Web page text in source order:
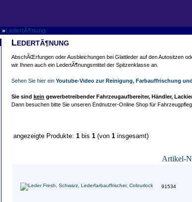
» LedertÃ¶nung
LEDERTÃ¶NUNG
AbschÃŒrfungen oder Ausbleichungen bei Glattleder auf den Autositzen
wir Ihnen auch ein LedertÃ¶nungsmittel der Spitzenklasse an.
Sehen Sie hier ein Youtube-Video zur Reinigung, Farbauffrischung
Sie sind kein gewerbetreibender Fahrzeugaufbereiter, Händler,
Dann besuchen bitte Sie unseren Endnutzer-Online Shop für
angezeigte Produkte: 1 bis 1 (von 1 insgesamt)
Artikel-
91534